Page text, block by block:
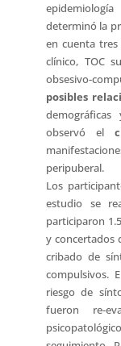
determinó la
en cuenta tres
clínico, TOC
obsesivo-
posibles
observó el
peripuberal.
Los
estudio se
participaron
y concertados
cribado de
compulsivos.
riesgo de
fueron re-